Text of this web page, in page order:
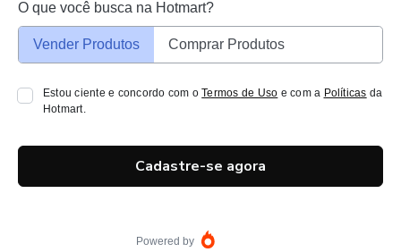
O que você busca na Hotmart?
Vender Produtos Comprar Produtos
Estou ciente e concordo com oTermos de Uso e com a Políticas da
Hotmart.
Cadastre-se agora
Powered by